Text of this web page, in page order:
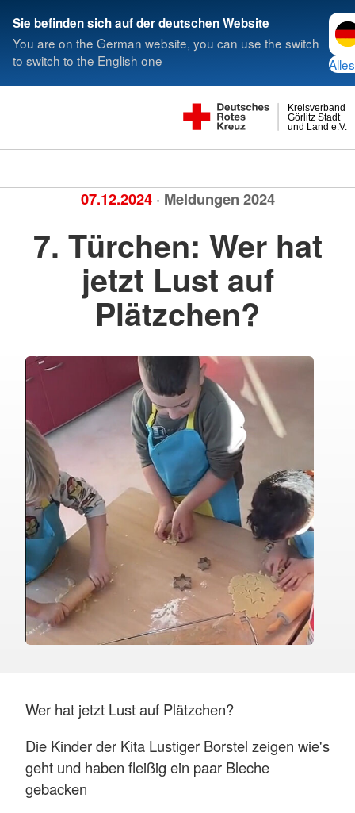
Sie befinden sich auf der deutschen Website
You are on the German website, you can use the switch
to switch to the English one
und Land e.V.
Görlitz Stadt
Kreisverband
07.12.2024 · Meldungen 2024
7. Türchen: Wer hat
jetzt Lust auf
Plätzchen?
Wer hat jetzt Lust auf Plätzchen?
Die Kinder der Kita Lustiger Borstel zeigen wie's
geht und haben fleißig ein paar Bleche
gebacken